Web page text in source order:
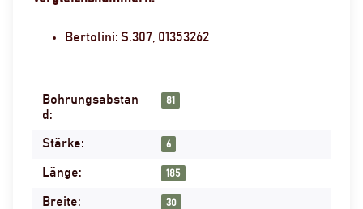
Bertolini: S.307, 01353262
Produkteigenschaft
Wert
Bohrungsabstan
d:
81
Stärke: 6
Länge: 185
Breite: 30